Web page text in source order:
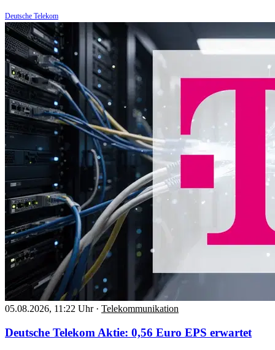
Deutsche Telekom
05.08.2026, 11:22 Uhr · Telekommunikation
Deutsche Telekom Aktie: 0,56 Euro EPS erwartet